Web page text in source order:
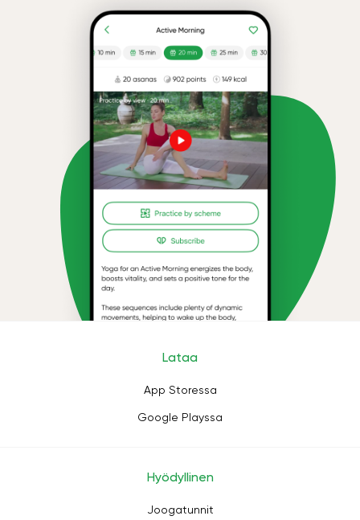
Lataa
App Storessa
Google Playssa
Hyödyllinen
Joogatunnit